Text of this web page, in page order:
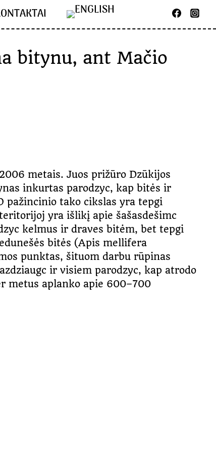
bitynu, ant Mačio
metais. Juos prižūro Dzūkijos
inkurtas parodzyc, kap bitės ir
pažincinio tako cikslas yra tepgi
yra išlikį apie šašasdešimc
kelmus ir draves bitėm, bet tepgi
bitės (Apis mellifera
punktas, šituom darbu rūpinas
ir visiem parodzyc, kap atrodo
metus aplanko apie 600–700